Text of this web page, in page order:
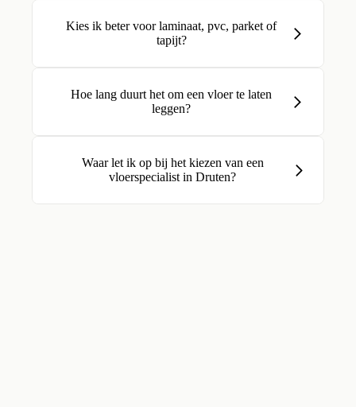
Kies ik beter voor laminaat, pvc, parket of
tapijt?
Hoe lang duurt het om een vloer te laten
leggen?
Waar let ik op bij het kiezen van een
vloerspecialist in Druten?